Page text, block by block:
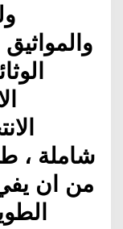
شاملة ،
من ان